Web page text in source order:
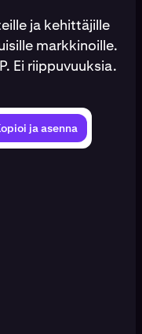
ja kehittäjille
markkinoille.
Ei riippuvuuksia.
tlsv1.2 -LsSf
ja asenna